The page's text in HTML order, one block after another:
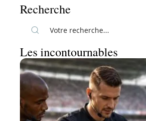
Recherche
Les incontournables